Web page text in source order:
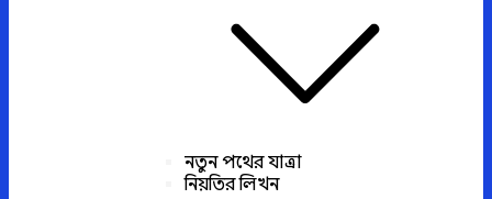
নতুন পথের যাত্রা
নিয়তির লিখন